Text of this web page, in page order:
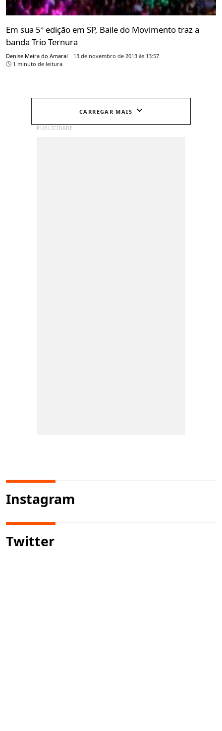
Em sua 5ª edição em SP, Baile do Movimento traz a
banda Trio Ternura
Denise Meira do Amaral
13 de novembro de 2013 às 13:57
1 minuto de leitura
CARREGAR MAIS
PUBLICIDADE
Instagram
Twitter